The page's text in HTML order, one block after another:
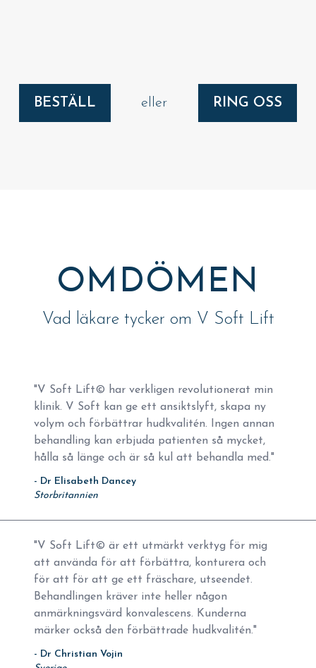
BESTÄLL eller RING OSS
OMDÖMEN
Vad läkare tycker om V Soft Lift
"V Soft Lift© har verkligen revolutionerat min
klinik. V Soft kan ge ett ansiktslyft, skapa ny
volym och förbättrar hudkvalitén. Ingen annan
behandling kan erbjuda patienten så mycket,
hålla så länge och är så kul att behandla med."
- Dr Elisabeth Dancey
Storbritannien
"V Soft Lift© är ett utmärkt verktyg för mig
att använda för att förbättra, konturera och
för att för att ge ett fräschare, utseendet.
Behandlingen kräver inte heller någon
anmärkningsvärd konvalescens. Kunderna
märker också den förbättrade hudkvalitén."
- Dr Christian Vojin